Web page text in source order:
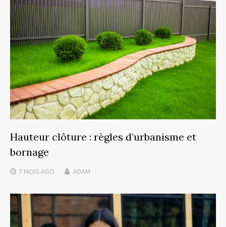
Hauteur clôture : règles d’urbanisme et
bornage
7 MOIS AGO ADAM